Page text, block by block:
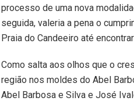
processo de uma nova
seguida, valeria a pena o
Praia do Candeeiro até
Como salta aos olhos que o
região nos moldes do Abel
Abel Barbosa e Silva e José